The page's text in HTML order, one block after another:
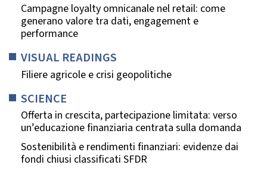
Campagne loyalty omnicanale nel retail: come
generano valore tra dati, engagement e
performance
VISUAL READINGS
Filiere agricole e crisi geopolitiche
SCIENCE
Offerta in crescita, partecipazione limitata: verso
un’educazione finanziaria centrata sulla domanda
Sostenibilità e rendimenti finanziari: evidenze dai
fondi chiusi classificati SFDR